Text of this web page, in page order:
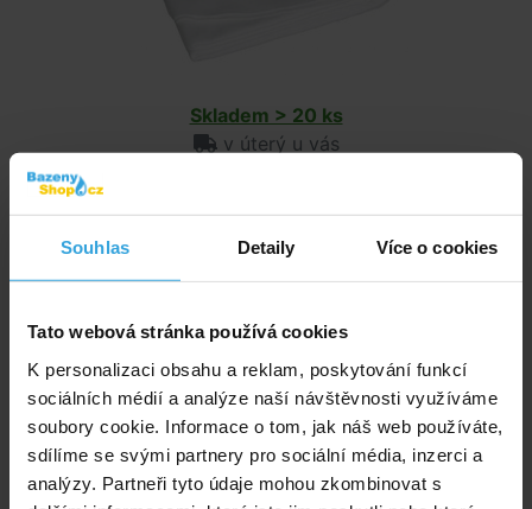
Souhlas Detaily Více o cookies
Tato webová stránka používá cookies
K personalizaci obsahu a reklam, poskytování funkcí
sociálních médií a analýze naší návštěvnosti využíváme
soubory cookie. Informace o tom, jak náš web používáte,
sdílíme se svými partnery pro sociální média, inzerci a
analýzy. Partneři tyto údaje mohou zkombinovat s
Skladem > 20 ks
v úterý u vás
do košíku